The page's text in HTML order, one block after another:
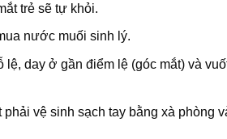
trẻ sẽ tự khỏi.
nước muối sinh lý.
lệ, day ở gần điểm lệ (góc mắt) và
vệ sinh sạch tay bằng xà phòng